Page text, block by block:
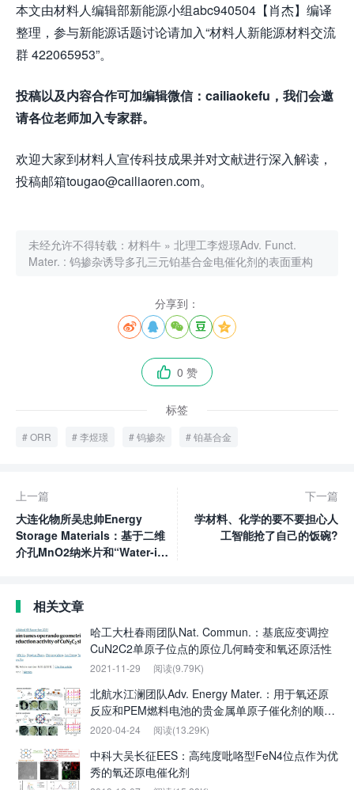
本文由材料人编辑部新能源小组abc940504【肖杰】编译
整理，参与新能源话题讨论请加入“材料人新能源材料交流
群 422065953”。
投稿以及内容合作可加编辑微信：cailiaokefu，我们会邀
请各位老师加入专家群。
欢迎大家到材料人宣传科技成果并对文献进行深入解读，
投稿邮箱tougao@cailiaoren.com。
未经允许不得转载： 材料牛 » 北理工李煜璟Adv. Funct.
Mater. : 钨掺杂诱导多孔三元铂基合金电催化剂的表面重构
分享到：
    
 0 赞
标签
ORR 李煜璟 钨掺杂 铂基合金
上一篇
大连化物所吴忠帅Energy
Storage Materials：基于二维
介孔MnO2纳米片和“Water-in-
下一篇
学材料、化学的要不要担心人
工智能抢了自己的饭碗?
相关文章
哈工大杜春雨团队Nat. Commun.：基底应变调控
CuN2C2单原子位点的原位几何畸变和氧还原活性
2021-11-29 阅读(9.79K)
北航水江澜团队Adv. Energy Mater.：用于氧还原
反应和PEM燃料电池的贵金属单原子催化剂的顺序
合成和活性位点配位原则
2020-04-24 阅读(13.29K)
中科大吴长征EES：高纯度吡咯型FeN4位点作为优
秀的氧还原电催化剂